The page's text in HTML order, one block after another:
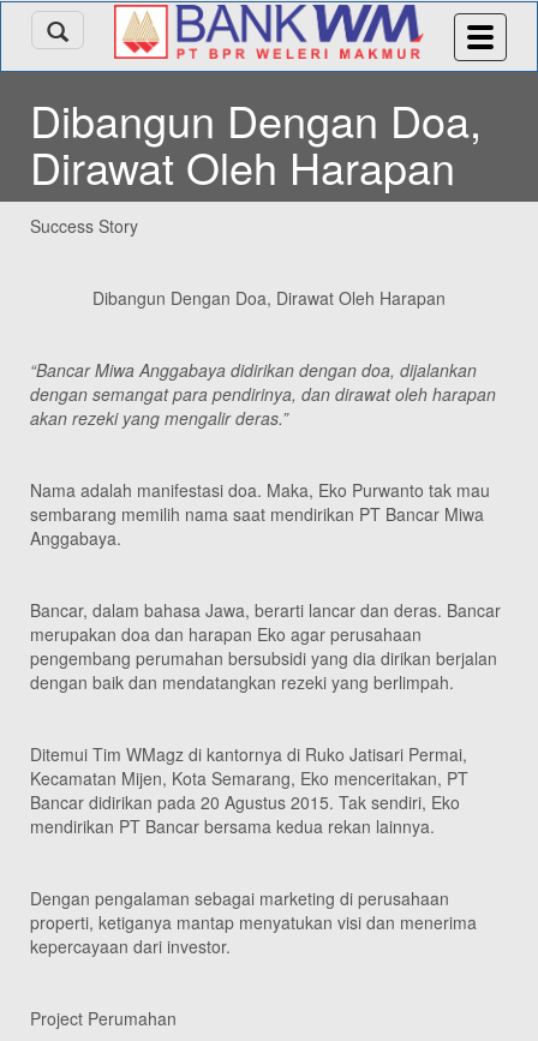
Dibangun Dengan Doa,
Dirawat Oleh Harapan
Success Story
Dibangun Dengan Doa, Dirawat Oleh Harapan
“Bancar Miwa Anggabaya didirikan dengan doa, dijalankan
dengan semangat para pendirinya, dan dirawat oleh harapan
akan rezeki yang mengalir deras.”
Nama adalah manifestasi doa. Maka, Eko Purwanto tak mau
sembarang memilih nama saat mendirikan PT Bancar Miwa
Anggabaya.
Bancar, dalam bahasa Jawa, berarti lancar dan deras. Bancar
merupakan doa dan harapan Eko agar perusahaan
pengembang perumahan bersubsidi yang dia dirikan berjalan
dengan baik dan mendatangkan rezeki yang berlimpah.
Ditemui Tim WMagz di kantornya di Ruko Jatisari Permai,
Kecamatan Mijen, Kota Semarang, Eko menceritakan, PT
Bancar didirikan pada 20 Agustus 2015. Tak sendiri, Eko
mendirikan PT Bancar bersama kedua rekan lainnya.
Dengan pengalaman sebagai marketing di perusahaan
properti, ketiganya mantap menyatukan visi dan menerima
kepercayaan dari investor.
Project Perumahan